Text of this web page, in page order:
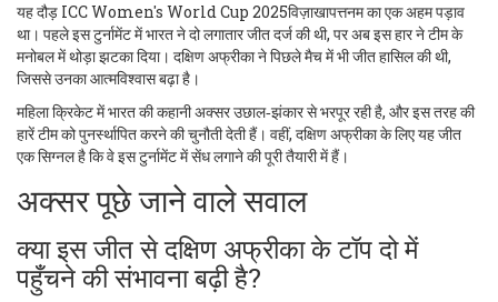
यह दौड़ ICC Women's World Cup 2025विज़ाखापत्तनमका एक अहम पड़ाव
था। पहले इस टुर्नामेंट में भारत ने दो लगातार जीत दर्ज की थी, पर अब इस हार ने टीम के
मनोबल में थोड़ा झटका दिया। दक्षिण अफ्रीका ने पिछले मैच में भी जीत हासिल की थी,
जिससे उनका आत्मविश्वास बढ़ा है।
महिला क्रिकेट में भारत की कहानी अक्सर उछाल‑झंकार से भरपूर रही है, और इस तरह की
हारें टीम को पुनर्स्थापित करने की चुनौती देती हैं। वहीं, दक्षिण अफ्रीका के लिए यह जीत
एक सिग्नल है कि वे इस टुर्नामेंट में सेंध लगाने की पूरी तैयारी में हैं।
अक्सर पूछे जाने वाले सवाल
क्या इस जीत से दक्षिण अफ्रीका के टॉप दो में
पहुँचने की संभावना बढ़ी है?